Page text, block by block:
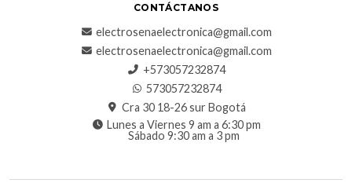
CONTÁCTANOS
electrosenaelectronica@gmail.com
electrosenaelectronica@gmail.com
+573057232874
573057232874
Cra 30 18-26 sur Bogotá
Lunes a Viernes 9 am a 6:30 pm
Sábado 9:30 am a 3 pm